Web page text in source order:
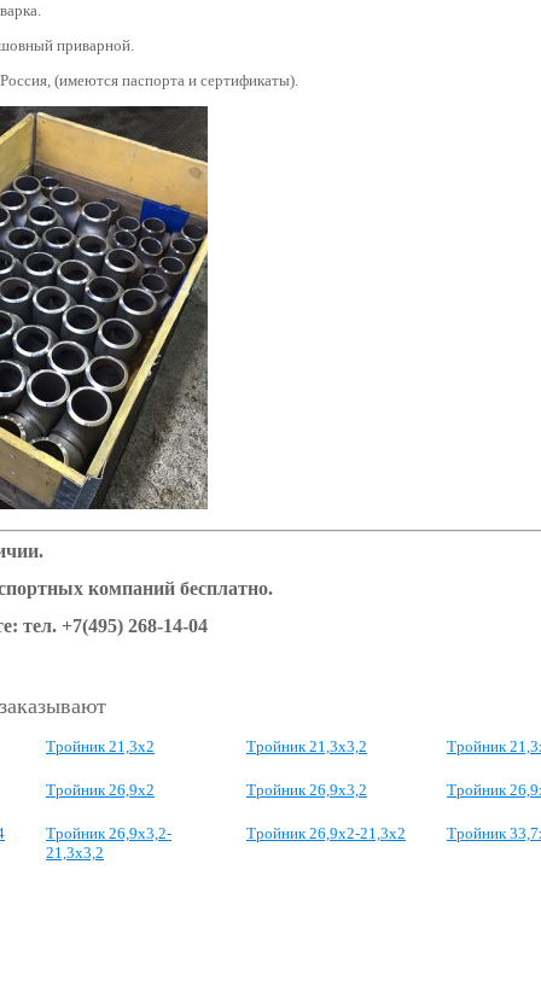
приварной.
(имеются паспорта и сертификаты).
компаний бесплатно.
тел. +7(495) 268-14-04
Тройник 21,3х2 Тройник 21,3x3,2 Тройник
Тройник 26,9x2 Тройник 26,9x3,2 Тройник
Тройник 26,9x3,2-
21,3x3,2
Тройник 26,9x2-21,3x2 Тройник